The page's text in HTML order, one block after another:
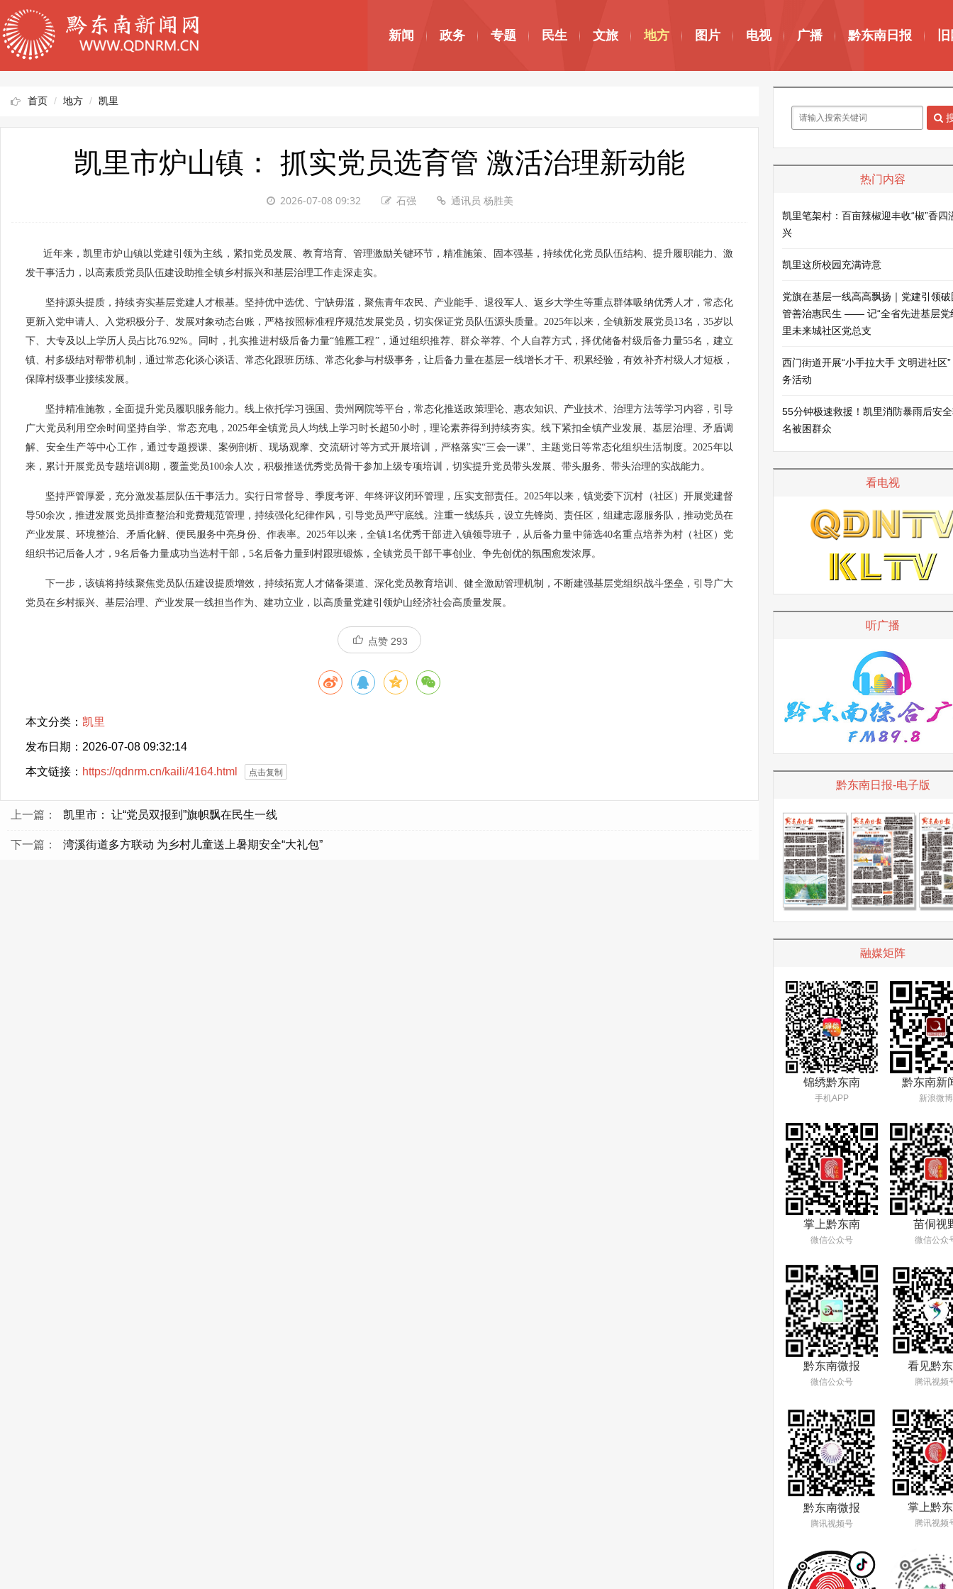
新闻 政务 专题 民生 文旅 地方 图片 电视 广播 黔东南日报
首页 地方 凯里
凯里市炉山镇： 抓实党员选育管 激活治理新动能
2026-07-08 09:32 石强 通讯员 杨胜美
近年来，凯里市炉山镇以党建引领为主线，紧扣党员发展、教育培育、管理激励关键环节，精准施策、固本强基，持续优化党员队伍结构、提升履职能力、激
发干事活力，以高素质党员队伍建设助推全镇乡村振兴和基层治理工作走深走实。
坚持源头提质，持续夯实基层党建人才根基。坚持优中选优、宁缺毋滥，聚焦青年农民、产业能手、退役军人、返乡大学生等重点群体吸纳优秀人才，常态化
更新入党申请人、入党积极分子、发展对象动态台账，严格按照标准程序规范发展党员，切实保证党员队伍源头质量。2025年以来，全镇新发展党员13名，35岁以
下、大专及以上学历人员占比76.92%。同时，扎实推进村级后备力量“雏雁工程”，通过组织推荐、群众举荐、个人自荐方式，择优储备村级后备力量55名，建立
镇、村多级结对帮带机制，通过常态化谈心谈话、常态化跟班历练、常态化参与村级事务，让后备力量在基层一线增长才干、积累经验，有效补齐村级人才短板，
保障村级事业接续发展。
坚持精准施教，全面提升党员履职服务能力。线上依托学习强国、贵州网院等平台，常态化推送政策理论、惠农知识、产业技术、治理方法等学习内容，引导
广大党员利用空余时间坚持自学、常态充电，2025年全镇党员人均线上学习时长超50小时，理论素养得到持续夯实。线下紧扣全镇产业发展、基层治理、矛盾调
解、安全生产等中心工作，通过专题授课、案例剖析、现场观摩、交流研讨等方式开展培训，严格落实“三会一课”、主题党日等常态化组织生活制度。2025年以
来，累计开展党员专题培训8期，覆盖党员100余人次，积极推送优秀党员骨干参加上级专项培训，切实提升党员带头发展、带头服务、带头治理的实战能力。
坚持严管厚爱，充分激发基层队伍干事活力。实行日常督导、季度考评、年终评议闭环管理，压实支部责任。2025年以来，镇党委下沉村（社区）开展党建督
导50余次，推进发展党员排查整治和党费规范管理，持续强化纪律作风，引导党员严守底线。注重一线练兵，设立先锋岗、责任区，组建志愿服务队，推动党员在
产业发展、环境整治、矛盾化解、便民服务中亮身份、作表率。2025年以来，全镇1名优秀干部进入镇领导班子，从后备力量中筛选40名重点培养为村（社区）党
组织书记后备人才，9名后备力量成功当选村干部，5名后备力量到村跟班锻炼，全镇党员干部干事创业、争先创优的氛围愈发浓厚。
下一步，该镇将持续聚焦党员队伍建设提质增效，持续拓宽人才储备渠道、深化党员教育培训、健全激励管理机制，不断建强基层党组织战斗堡垒，引导广大
党员在乡村振兴、基层治理、产业发展一线担当作为、建功立业，以高质量党建引领炉山经济社会高质量发展。
点赞 293
本文分类： 凯里
发布日期：2026-07-08 09:32:14
本文链接： https://qdnrm.cn/kaili/4164.html 点击复制
上一篇： 凯里市： 让“党员双报到”旗帜飘在民生一线
下一篇： 湾溪街道多方联动 为乡村儿童送上暑期安全“大礼包”
热门内容
凯里笔架村：百亩辣椒迎丰收“椒”香四
兴
凯里这所校园充满诗意
党旗在基层一线高高飘扬｜党建引领
管善治惠民生 —— 记“全省先进基层党
里未来城社区党总支
西门街道开展“小手拉大手 文明进社区
务活动
55分钟极速救援！凯里消防暴雨后安
名被困群众
看电视
听广播
黔东南日报-电子版
融媒矩阵
锦绣黔东南
手机APP
黔东南新
新浪微博
掌上黔东南
微信公众号
苗侗视
微信公众
黔东南微报
微信公众号
看见黔
腾讯视频
黔东南微报
腾讯视频号
掌上黔
腾讯视频